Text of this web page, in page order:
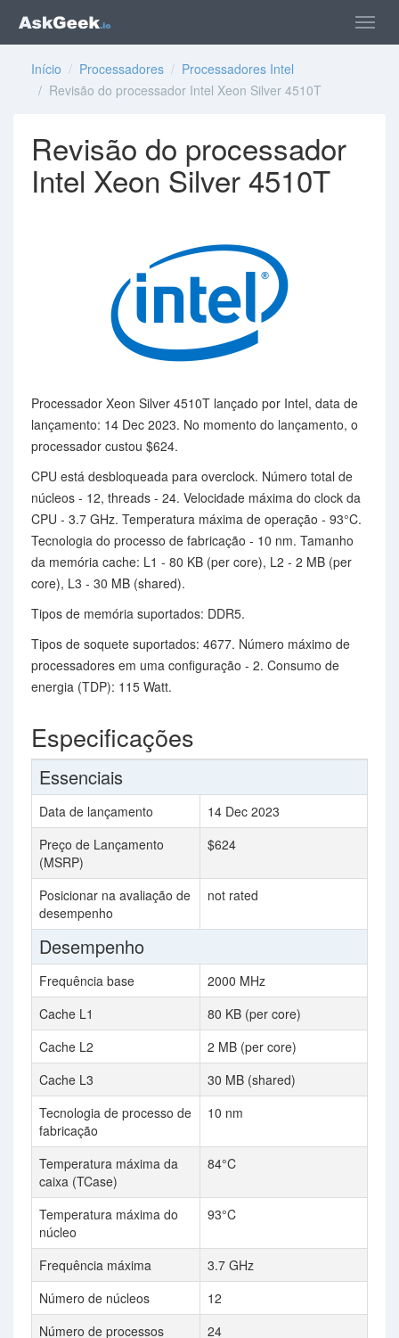
Início / Processadores / Processadores Intel
/ Revisão do processador Intel Xeon Silver 4510T
Revisão do processador
Intel Xeon Silver 4510T
Processador Xeon Silver 4510T lançado por Intel, data de
lançamento: 14 Dec 2023. No momento do lançamento, o
processador custou $624.
CPU está desbloqueada para overclock. Número total de
núcleos - 12, threads - 24. Velocidade máxima do clock da
CPU - 3.7 GHz. Temperatura máxima de operação - 93°C.
Tecnologia do processo de fabricação - 10 nm. Tamanho
da memória cache: L1 - 80 KB (per core), L2 - 2 MB (per
core), L3 - 30 MB (shared).
Tipos de memória suportados: DDR5.
Tipos de soquete suportados: 4677. Número máximo de
processadores em uma configuração - 2. Consumo de
energia (TDP): 115 Watt.
Especificações
Essenciais
Data de lançamento
14 Dec 2023
Preço de Lançamento
(MSRP)
$624
Posicionar na avaliação de
desempenho
not rated
Desempenho
Frequência base
2000 MHz
Cache L1
80 KB (per core)
Cache L2
2 MB (per core)
Cache L3
30 MB (shared)
Tecnologia de processo de
fabricação
10 nm
Temperatura máxima da
caixa (TCase)
84°C
Temperatura máxima do
núcleo
93°C
Frequência máxima
3.7 GHz
Número de núcleos
12
Número de processos
24